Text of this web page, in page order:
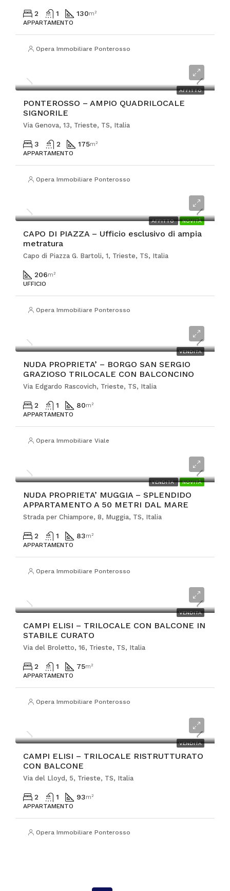
2 1 130m²
APPARTAMENTO
Opera Immobiliare Ponterosso
AFFITTO
PONTEROSSO – AMPIO QUADRILOCALE
SIGNORILE
Via Genova, 13, Trieste, TS, Italia
3 2 175m²
APPARTAMENTO
Opera Immobiliare Ponterosso
AFFITTO NOVITÀ
CAPO DI PIAZZA – Ufficio esclusivo di ampia
metratura
Capo di Piazza G. Bartoli, 1, Trieste, TS, Italia
206m²
UFFICIO
Opera Immobiliare Ponterosso
VENDITA
NUDA PROPRIETA’ – BORGO SAN SERGIO
GRAZIOSO TRILOCALE CON BALCONCINO
Via Edgardo Rascovich, Trieste, TS, Italia
2 1 80m²
APPARTAMENTO
Opera Immobiliare Viale
VENDITA NOVITÀ
NUDA PROPRIETA’ MUGGIA – SPLENDIDO
APPARTAMENTO A 50 METRI DAL MARE
Strada per Chiampore, 8, Muggia, TS, Italia
2 1 83m²
APPARTAMENTO
Opera Immobiliare Ponterosso
VENDITA
CAMPI ELISI – TRILOCALE CON BALCONE IN
STABILE CURATO
Via del Broletto, 16, Trieste, TS, Italia
2 1 75m²
APPARTAMENTO
Opera Immobiliare Ponterosso
VENDITA
CAMPI ELISI – TRILOCALE RISTRUTTURATO
CON BALCONE
Via del Lloyd, 5, Trieste, TS, Italia
2 1 93m²
APPARTAMENTO
Opera Immobiliare Ponterosso